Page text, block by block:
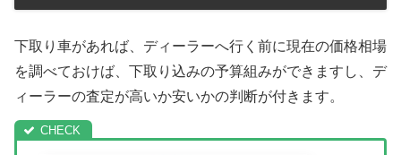
下取り車があれば、ディーラーへ行く前に現在の価格相場
を調べておけば、下取り込みの予算組みができますし、デ
ィーラーの査定が高いか安いかの判断が付きます。